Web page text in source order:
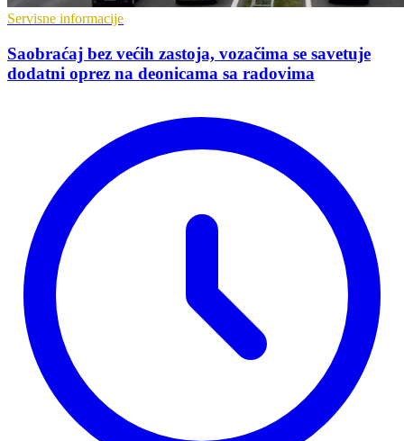
Servisne informacije
Saobraćaj bez većih zastoja, vozačima se savetuje
dodatni oprez na deonicama sa radovima